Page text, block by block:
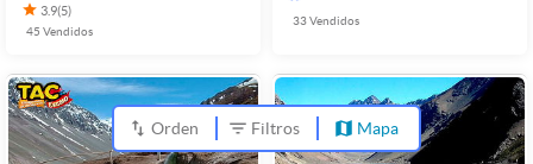
3.9(5)
45 Vendidos
33Vendidos
Orden Filtros Mapa